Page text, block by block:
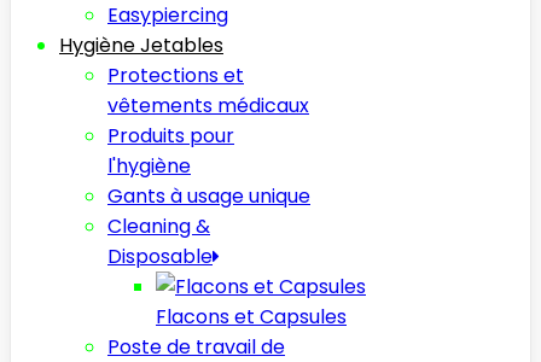
Easypiercing
Hygiène Jetables
Protections et
vêtements médicaux
Produits pour
l'hygiène
Gants à usage unique
Cleaning &
Disposable
Flacons et Capsules
Poste de travail de